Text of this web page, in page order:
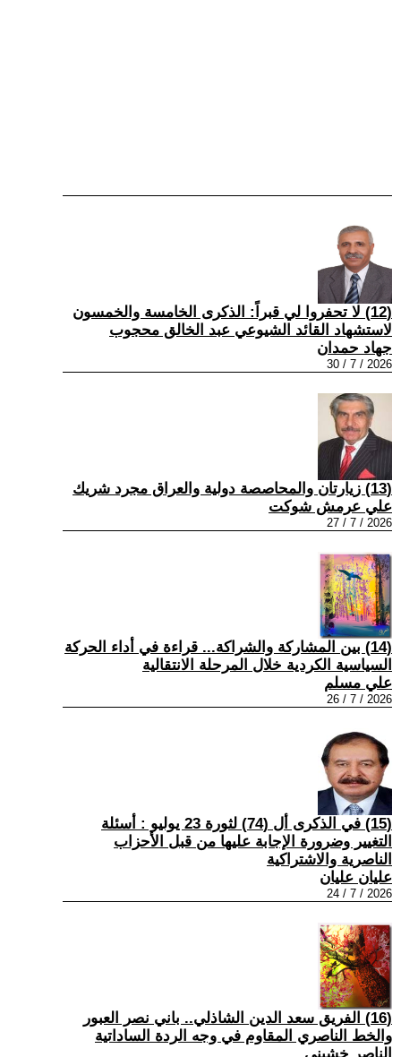
(12) لا تحفروا لي قبراً: الذكرى الخامسة والخمسون
لاستشهاد القائد الشيوعي عبد الخالق محجوب
جهاد حمدان
2026 / 7 / 30
(13) زيارتان والمحاصصة دولية والعراق مجرد شريك
علي عرمش شوكت
2026 / 7 / 27
(14) بين المشاركة والشراكة... قراءة في أداء الحركة
السياسية الكردية خلال المرحلة الانتقالية
علي مسلم
2026 / 7 / 26
(15) في الذكرى أل (74) لثورة 23 يوليو : أسئلة
التغيير وضرورة الإجابة عليها من قبل الأحزاب
الناصرية والاشتراكية
عليان عليان
2026 / 7 / 24
(16) الفريق سعد الدين الشاذلي.. باني نصر العبور
والخط الناصري المقاوم في وجه الردة الساداتية